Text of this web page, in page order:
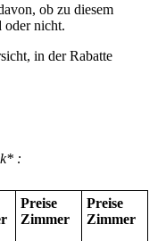
ob zu diesem
oder nicht.
in der Rabatte
:
Preise
Zimmer
Preise
Zimmer